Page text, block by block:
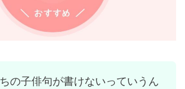
の子俳句が書けないっていうん